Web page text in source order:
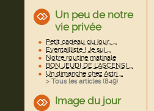
Un peu de notre
vie privée
Petit cadeau du jour.. ...
Éventailliste ! Je sui ...
Notre routine matinale
BON JEUDI DE L'ASCENSI ...
Un dimanche chez Astri ...
> Tous les articles (849)
Image du jour